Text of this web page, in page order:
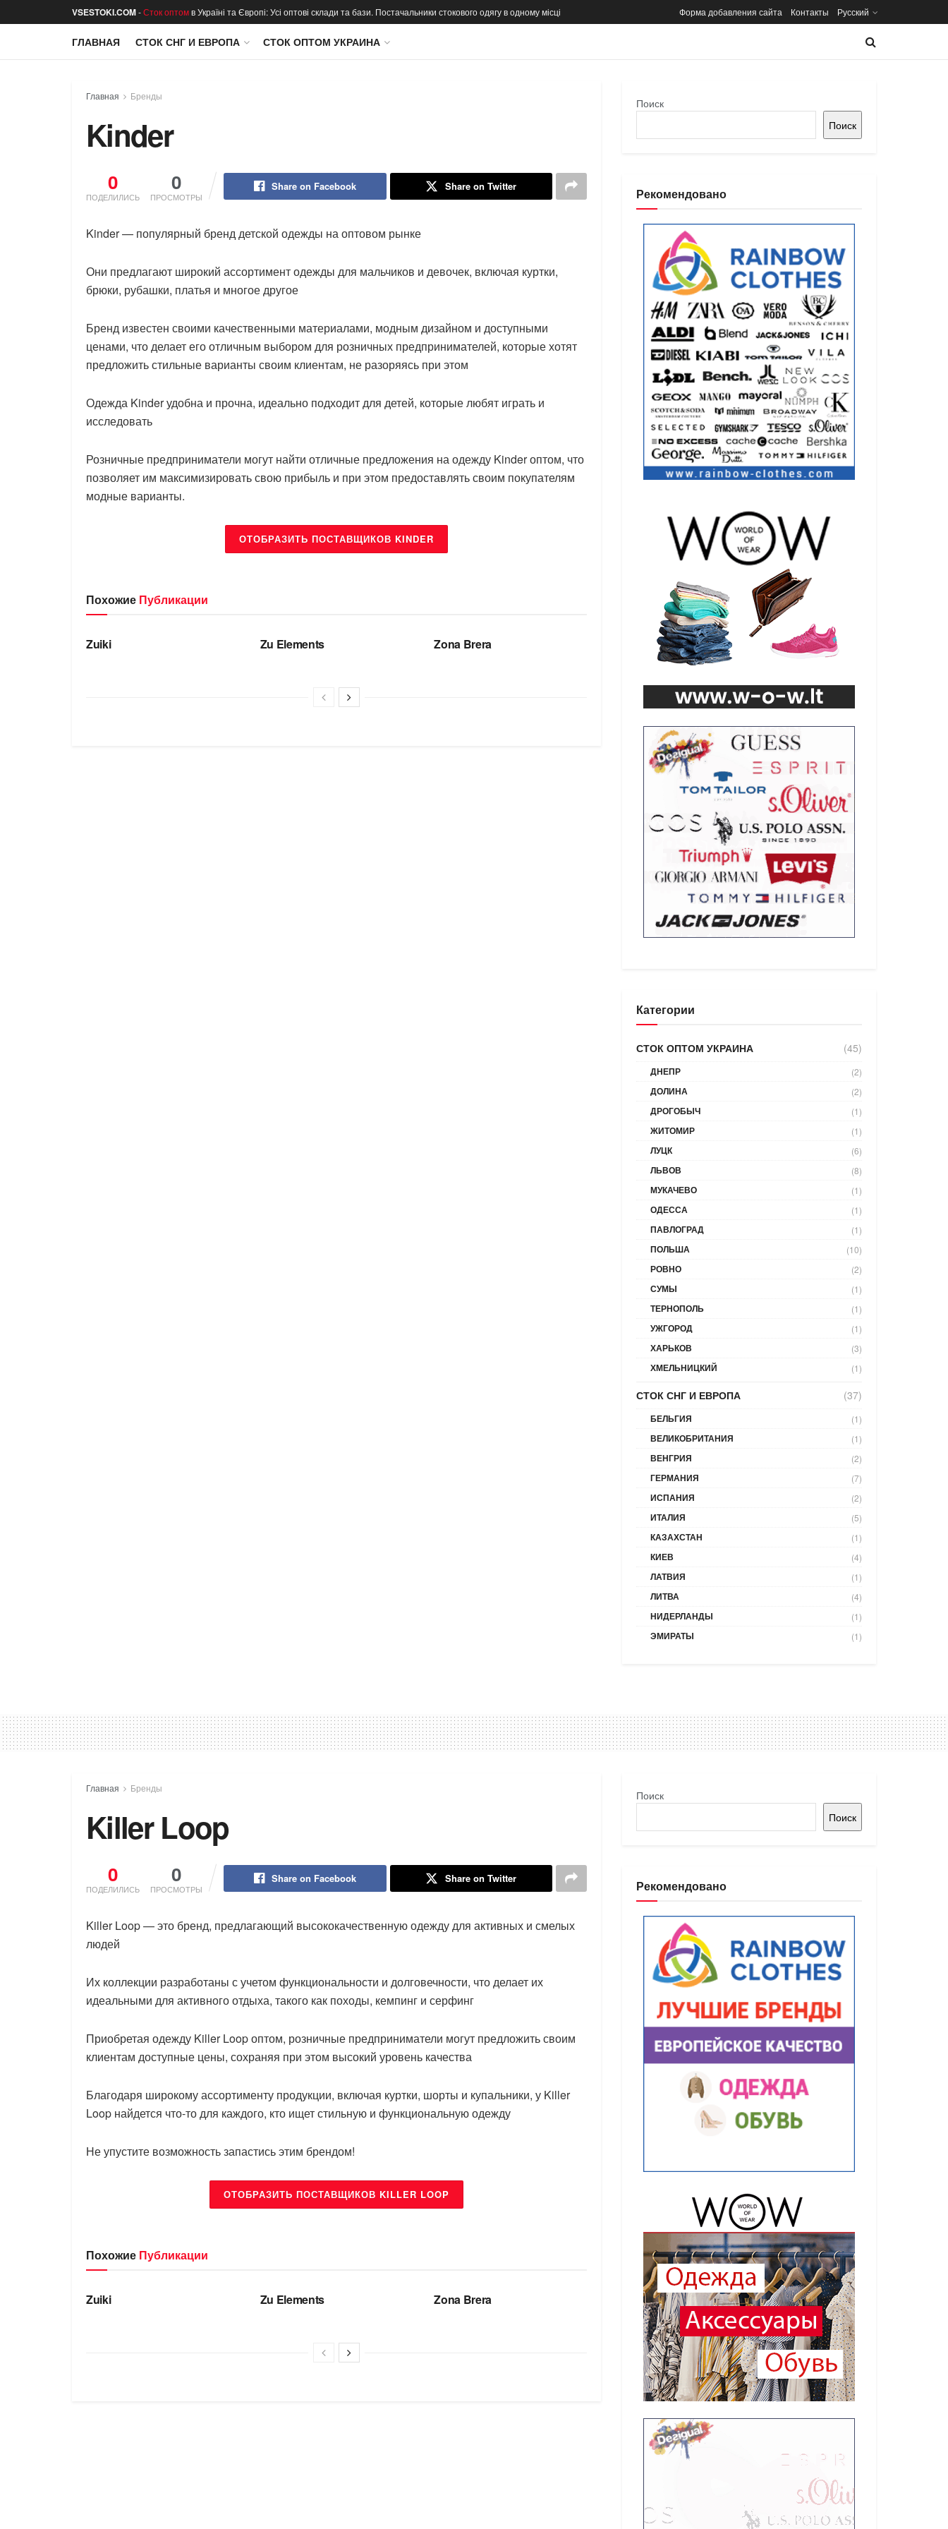
VSESTOKI.COM-Сток оптомв Україні та Європі: Усі оптові склади та бази. Постачальники стокового одягу в одному місці Форма добавления сайта Контакты Русский
ГЛАВНАЯ СТОК СНГ И ЕВРОПА СТОК ОПТОМ УКРАИНА
Главная Бренды
Kinder
0
ПОДЕЛИЛИСЬ
0
ПРОСМОТРЫ
Share on Facebook Share on Twitter
Kinder — популярный бренд детской одежды на оптовом рынке
Они предлагают широкий ассортимент одежды для мальчиков и девочек, включая куртки,
брюки, рубашки, платья и многое другое
Бренд известен своими качественными материалами, модным дизайном и доступными
ценами, что делает его отличным выбором для розничных предпринимателей, которые хотят
предложить стильные варианты своим клиентам, не разоряясь при этом
Одежда Kinder удобна и прочна, идеально подходит для детей, которые любят играть и
исследовать
Розничные предприниматели могут найти отличные предложения на одежду Kinder оптом, что
позволяет им максимизировать свою прибыль и при этом предоставлять своим покупателям
модные варианты.
ОТОБРАЗИТЬ ПОСТАВЩИКОВ KINDER
Похожие Публикации
БРЕНДЫ
Zuiki Zu Elements Zona Brera
Поиск
Поиск
Рекомендовано
Категории
СТОК ОПТОМ УКРАИНА (45)
ДНЕПР (2)
ДОЛИНА (2)
ДРОГОБЫЧ (1)
ЖИТОМИР (1)
ЛУЦК (6)
ЛЬВОВ (8)
МУКАЧЕВО (1)
ОДЕССА (1)
ПАВЛОГРАД (1)
ПОЛЬША (10)
РОВНО (2)
СУМЫ (1)
ТЕРНОПОЛЬ (1)
УЖГОРОД (1)
ХАРЬКОВ (3)
ХМЕЛЬНИЦКИЙ (1)
СТОК СНГ И ЕВРОПА (37)
БЕЛЬГИЯ (1)
ВЕЛИКОБРИТАНИЯ (1)
ВЕНГРИЯ (2)
ГЕРМАНИЯ (7)
ИСПАНИЯ (2)
ИТАЛИЯ (5)
КАЗАХСТАН (1)
КИЕВ (4)
ЛАТВИЯ (1)
ЛИТВА (4)
НИДЕРЛАНДЫ (1)
ЭМИРАТЫ (1)
Главная Бренды
Killer Loop
0
ПОДЕЛИЛИСЬ
0
ПРОСМОТРЫ
Share on Facebook Share on Twitter
Killer Loop — это бренд, предлагающий высококачественную одежду для активных и смелых
людей
Их коллекции разработаны с учетом функциональности и долговечности, что делает их
идеальными для активного отдыха, такого как походы, кемпинг и серфинг
Приобретая одежду Killer Loop оптом, розничные предприниматели могут предложить своим
клиентам доступные цены, сохраняя при этом высокий уровень качества
Благодаря широкому ассортименту продукции, включая куртки, шорты и купальники, у Killer
Loop найдется что-то для каждого, кто ищет стильную и функциональную одежду
Не упустите возможность запастись этим брендом!
ОТОБРАЗИТЬ ПОСТАВЩИКОВ KILLER LOOP
Похожие Публикации
БРЕНДЫ
Zuiki Zu Elements Zona Brera
Поиск
Поиск
Рекомендовано